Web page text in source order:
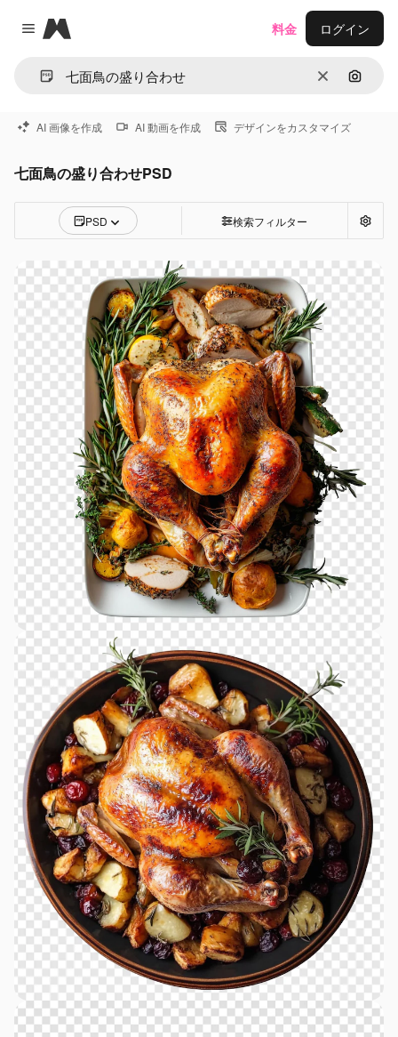
Close menu
Magnific
消去 画像で
料金 ログイン
AI 画像を作成 AI 動画を作成 デザインをカスタマイズ
七面鳥の盛り合わせPSD
PSD 検索フィルター